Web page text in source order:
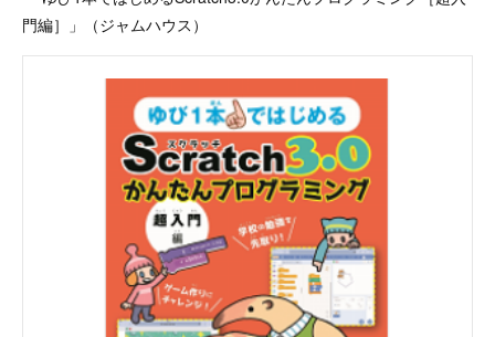
門編］」（ジャムハウス）